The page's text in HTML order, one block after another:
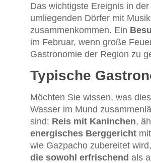
Das wichtigste Ereignis in
umliegenden Dörfer mit
zusammenkommen. Ein
im Februar, wenn große
Gastronomie der Region zu
Typische
Möchten Sie wissen, was
Wasser im Mund
sind: Reis mit Kaninchen,
energisches Berggericht
wie Gazpacho zubereitet
die sowohl erfrischend als